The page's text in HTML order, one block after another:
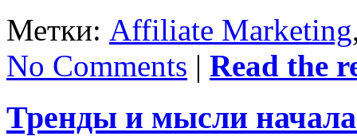
Метки: Affiliate Marketing
No Comments | Read the
Тренды и мысли начала